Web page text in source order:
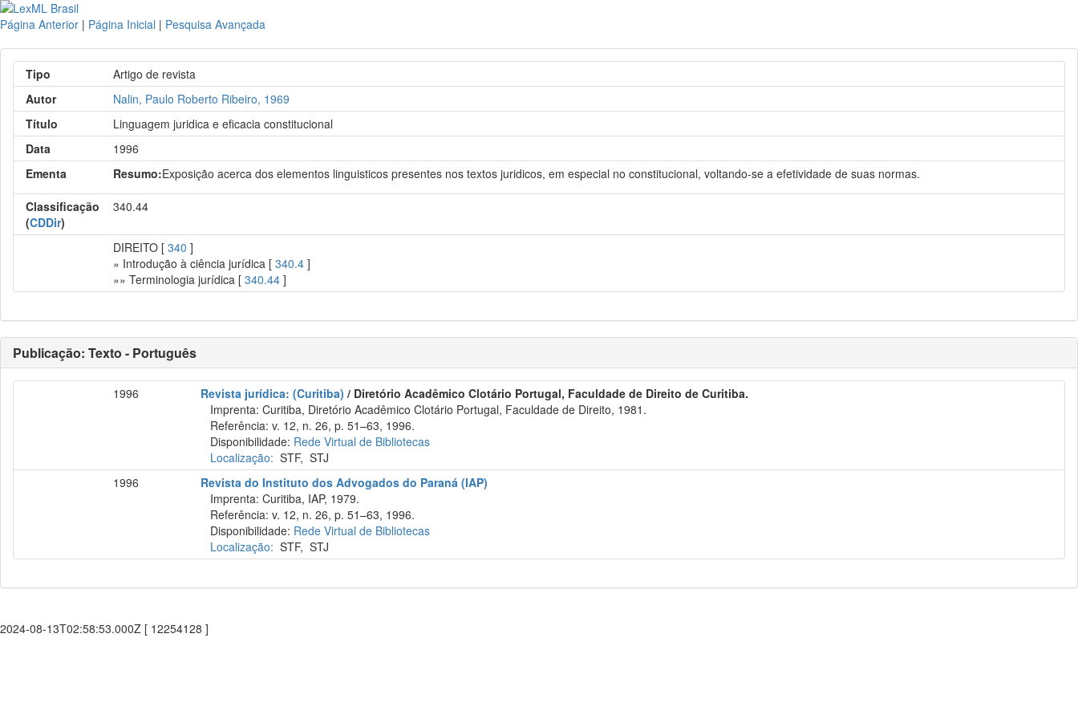
Página Anterior | Página Inicial | Pesquisa Avançada
Tipo
Artigo de revista
Autor
Nalin, Paulo Roberto Ribeiro, 1969
Título
Linguagem juridica e eficacia constitucional
Data
1996
Ementa
Resumo:Exposição acerca dos elementos linguisticos presentes nos textos juridicos, em especial no constitucional, voltando-se a efetividade de suas normas.
Classificação
(CDDir)
340.44
DIREITO [340 ]
» Introdução à ciência jurídica [340.4 ]
»» Terminologia jurídica [340.44 ]
Publicação: Texto - Português
1996 Revista jurídica: (Curitiba) / Diretório Acadêmico Clotário Portugal, Faculdade de Direito de Curitiba.
Imprenta: Curitiba, Diretório Acadêmico Clotário Portugal, Faculdade de Direito, 1981.
Referência: v. 12, n. 26, p. 51–63, 1996.
Disponibilidade: Rede Virtual de Bibliotecas
Localização: STF,STJ
1996
Revista do Instituto dos Advogados do Paraná (IAP)
Imprenta: Curitiba, IAP, 1979.
Referência: v. 12, n. 26, p. 51–63, 1996.
Disponibilidade: Rede Virtual de Bibliotecas
Localização: STF,STJ
2024-08-13T02:58:53.000Z [ 12254128 ]